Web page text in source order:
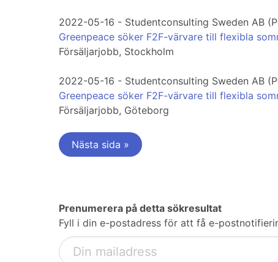
2022-05-16 - Studentconsulting Sweden AB
Greenpeace söker F2F-värvare till flexibla
Försäljarjobb, Stockholm
2022-05-16 - Studentconsulting Sweden AB
Greenpeace söker F2F-värvare till flexibla
Försäljarjobb, Göteborg
Nästa sida »
Prenumerera på detta sökresultat
Fyll i din e-postadress för att få e-